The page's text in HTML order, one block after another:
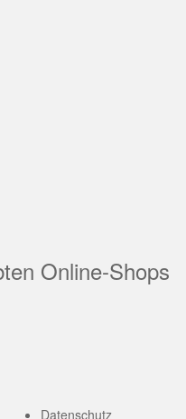
Online-Shops
Datenschutz